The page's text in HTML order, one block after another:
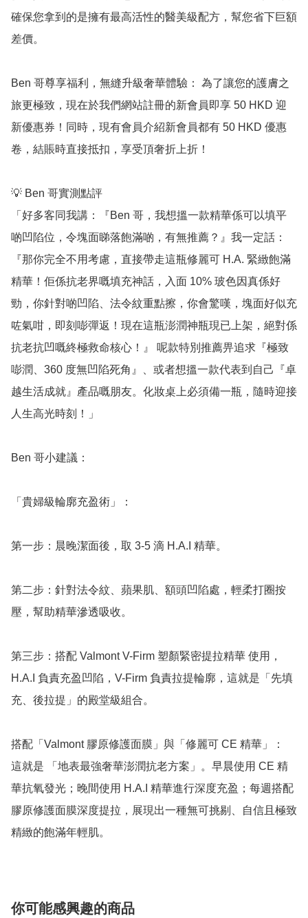
確保您拿到的是擁有最高活性的醫美級配方，幫您省下巨額
差價。
Ben 哥尊享福利，無縫升級奢華體驗： 為了讓您的護膚之
旅更極致，現在於我們網站註冊的新會員即享 50 HKD 迎
新優惠券！同時，現有會員介紹新會員都有 50 HKD 優惠
卷，結賬時直接抵扣，享受頂奢折上折！
💡 Ben 哥實測點評
「好多客同我講：『Ben 哥，我想搵一款精華係可以填平
啲凹陷位，令塊面睇落飽滿啲，有無推薦？』我一定話：
『那你完全不用考慮，直接帶走這瓶修麗可 H.A. 緊緻飽滿
精華！佢係抗老界嘅填充神話，入面 10% 玻色因真係好
勁，你針對啲凹陷、法令紋重點擦，你會驚嘆，塊面好似充
咗氣咁，即刻嘭彈返！現在這瓶澎潤神瓶現已上架，絕對係
抗老抗凹嘅終極救命核心！』 呢款特別推薦畀追求『極致
嘭潤、360 度無凹陷死角』、或者想搵一款代表到自己『卓
越生活成就』產品嘅朋友。化妝桌上必須備一瓶，隨時迎接
人生高光時刻！」
Ben 哥小建議：
「貴婦級輪廓充盈術」：
第一步：晨晚潔面後，取 3-5 滴 H.A.I 精華。
第二步：針對法令紋、蘋果肌、額頭凹陷處，輕柔打圈按
壓，幫助精華滲透吸收。
第三步：搭配 Valmont V-Firm 塑顏緊密提拉精華 使用，
H.A.I 負責充盈凹陷，V-Firm 負責拉提輪廓，這就是「先填
充、後拉提」的殿堂級組合。
搭配「Valmont 膠原修護面膜」與「修麗可 CE 精華」：
這就是 「地表最強奢華澎潤抗老方案」。早晨使用 CE 精
華抗氧發光；晚間使用 H.A.I 精華進行深度充盈；每週搭配
膠原修護面膜深度提拉，展現出一種無可挑剔、自信且極致
精緻的飽滿年輕肌。
你可能感興趣的商品